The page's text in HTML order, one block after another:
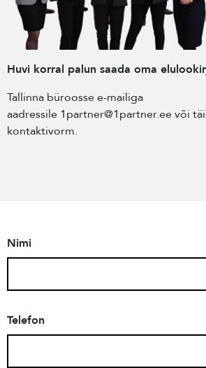
Huvi korral palun saada oma
Tallinna büroosse e-mailiga
aadressile 1partner@1partner.ee või
kontaktivorm.
Nimi
Telefon